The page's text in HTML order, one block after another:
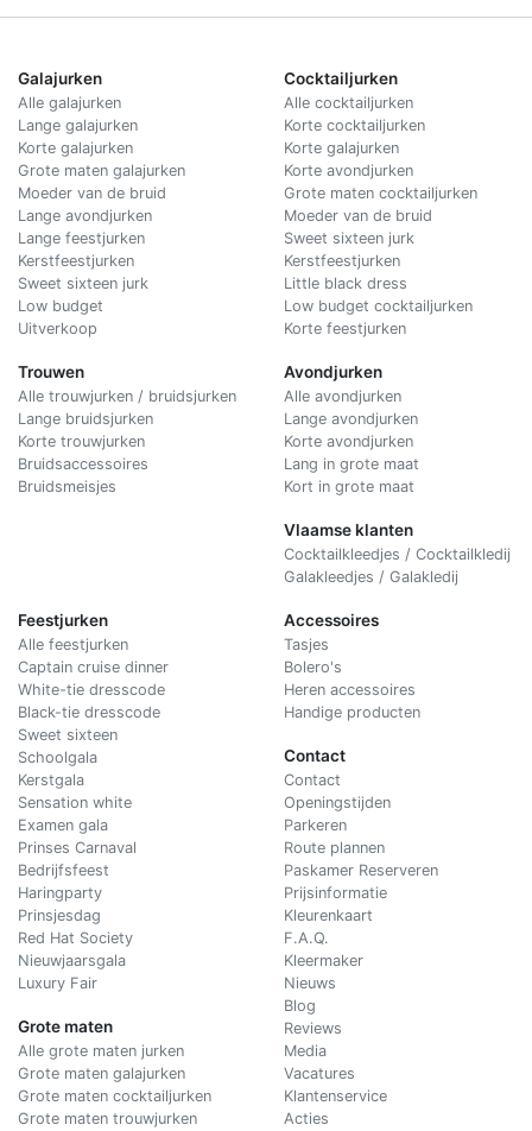
Galajurken
Alle galajurken
Lange galajurken
Korte galajurken
Grote maten galajurken
Moeder van de bruid
Lange avondjurken
Lange feestjurken
Kerstfeestjurken
Sweet sixteen jurk
Low budget
Uitverkoop
Trouwen
Alle trouwjurken / bruidsjurken
Lange bruidsjurken
Korte trouwjurken
Bruidsaccessoires
Bruidsmeisjes
Cocktailjurken
Alle cocktailjurken
Korte cocktailjurken
Korte galajurken
Korte avondjurken
Grote maten cocktailjurken
Moeder van de bruid
Sweet sixteen jurk
Kerstfeestjurken
Little black dress
Low budget cocktailjurken
Korte feestjurken
Avondjurken
Alle avondjurken
Lange avondjurken
Korte avondjurken
Lang in grote maat
Kort in grote maat
Vlaamse klanten
Cocktailkleedjes / Cocktailkledij
Galakleedjes / Galakledij
Feestjurken
Alle feestjurken
Captain cruise dinner
White-tie dresscode
Black-tie dresscode
Sweet sixteen
Schoolgala
Kerstgala
Sensation white
Examen gala
Prinses Carnaval
Bedrijfsfeest
Haringparty
Prinsjesdag
Red Hat Society
Nieuwjaarsgala
Luxury Fair
Grote maten
Alle grote maten jurken
Grote maten galajurken
Grote maten cocktailjurken
Grote maten trouwjurken
Accessoires
Tasjes
Bolero's
Heren accessoires
Handige producten
Contact
Contact
Openingstijden
Parkeren
Route plannen
Paskamer Reserveren
Prijsinformatie
Kleurenkaart
F.A.Q.
Kleermaker
Nieuws
Blog
Reviews
Media
Vacatures
Klantenservice
Acties